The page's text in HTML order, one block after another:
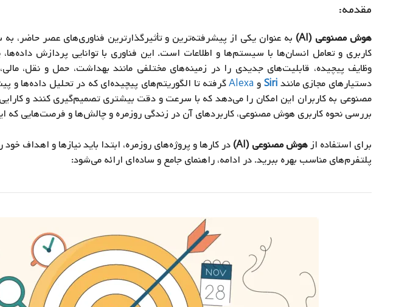
مقدمه:
هوش مصنوعی (AI)
به عنوان یکی از پیشرفته‌ترین و تأثیرگذارترین فناوری‌های عصر حاضر،
کاربری و تعامل انسان‌ها با سیستم‌ها و اطلاعات است. این فناوری با توانایی پردازش
وظایف پیچیده، قابلیت‌های جدیدی را در زمینه‌های مختلفی مانند بهداشت، حمل و نقل،
دستیارهای مجازی مانندSiriو Alexaگرفته تا الگوریتم‌های پیچیده‌ای که در تحلیل داده‌ها و
مصنوعی به کاربران این امکان را می‌دهد که با سرعت و دقت بیشتری تصمیم‌گیری کنند و
بررسی نحوه کاربری هوش مصنوعی، کاربردهای آن در زندگی روزمره و چالش‌ها و فرصت‌هایی که
برای استفاده ازهوش مصنوعی (AI)
در کارها و پروژه‌های روزمره، ابتدا باید نیازها و اهداف
پلتفرم‌های مناسب بهره ببرید. در ادامه، راهنمای جامع و ساده‌ای ارائه می‌شود: